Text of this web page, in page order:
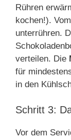
Rühren
kochen!).
unterrühren.
verteilen. Die
für
in den
Schritt 3:
Vor dem